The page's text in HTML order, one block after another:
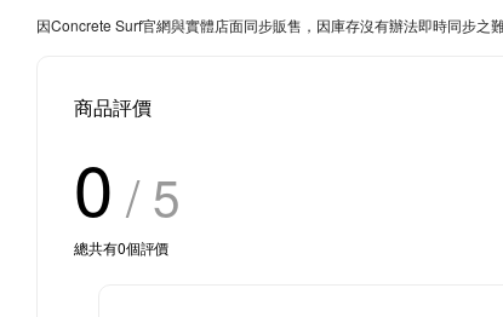
因Concrete Surf官網與實體店面同步販售，因庫存沒有辦法即時同步之
商品評價
0 / 5
總共有0個評價